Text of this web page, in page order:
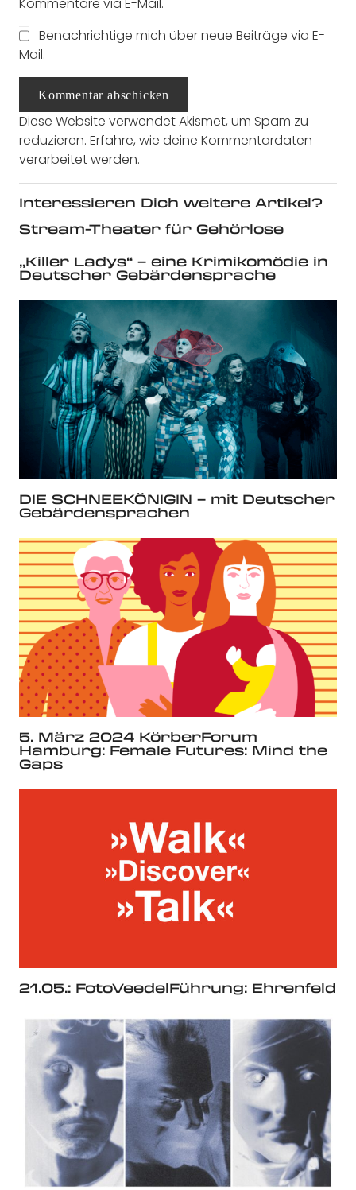
Benachrichtige mich über neue Beiträge via E-
Mail.
Kommentar abschicken
Diese Website verwendet Akismet, um Spam zu
reduzieren. Erfahre, wie deine Kommentardaten
verarbeitet werden.
Interessieren Dich weitere Artikel?
Stream-Theater für Gehörlose
„Killer Ladys“ – eine Krimikomödie in
Deutscher Gebärdensprache
DIE SCHNEEKÖNIGIN – mit Deutscher
Gebärdensprachen
5. März 2024 KörberForum
Hamburg: Female Futures: Mind the
Gaps
21.05.: FotoVeedelFührung: Ehrenfeld